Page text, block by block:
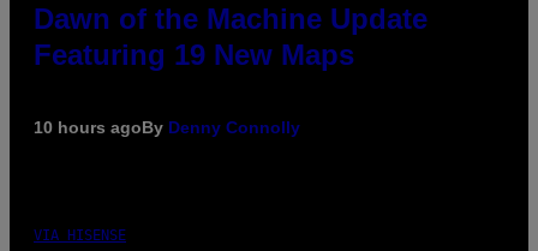
Dawn of the Machine Update
Featuring 19 New Maps
10 hours agoBy Denny Connolly
VIA HISENSE